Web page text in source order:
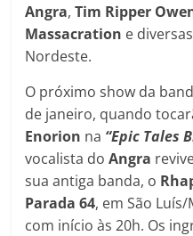
Angra,Tim Ripper
Massacration e
Nordeste.
O próximo show da
de janeiro, quando
Enorion na “Epic Tales
vocalista doAngra
sua antiga banda, o
Parada 64, em São
com início às 20h. Os